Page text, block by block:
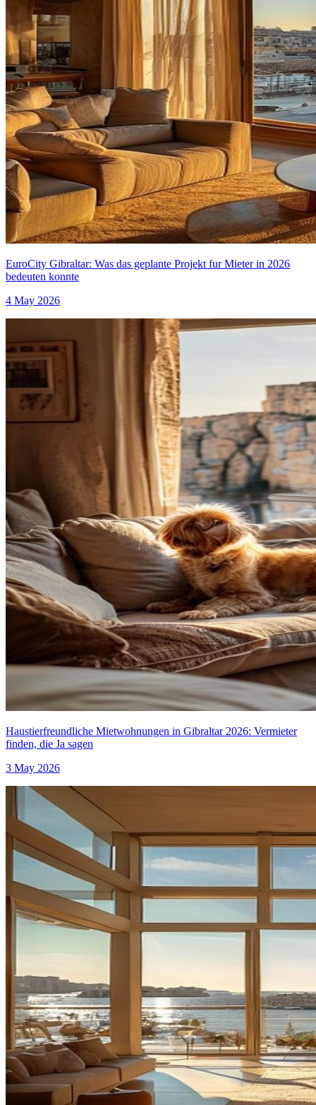
EuroCity Gibraltar: Was das geplante Projekt fur Mieter in 2026
bedeuten konnte
4 May 2026
Haustierfreundliche Mietwohnungen in Gibraltar 2026: Vermieter
finden, die Ja sagen
3 May 2026